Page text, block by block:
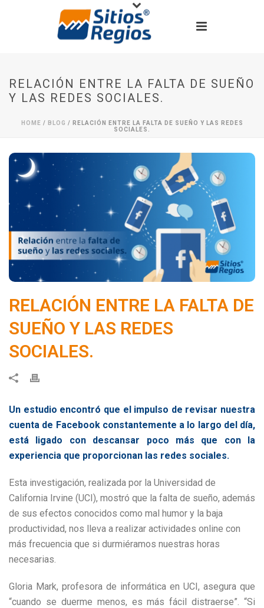
RELACIÓN ENTRE LA FALTA DE SUEÑO
Y LAS REDES SOCIALES.
HOME / BLOG / RELACIÓN ENTRE LA FALTA DE SUEÑO Y LAS REDES
SOCIALES.
RELACIÓN ENTRE LA FALTA DE
SUEÑO Y LAS REDES
SOCIALES.
Un estudio encontró que el impulso de revisar nuestra
cuenta de Facebook constantemente a lo largo del día,
está ligado con descansar poco más que con la
experiencia que proporcionan las redes sociales.
Esta investigación, realizada por la Universidad de
California Irvine (UCI), mostró que la falta de sueño, además
de sus efectos conocidos como mal humor y la baja
productividad, nos lleva a realizar actividades online con
más frecuencia que si durmiéramos nuestras horas
necesarias.
Gloria Mark, profesora de informática en UCI, asegura que
“cuando se duerme menos, es más fácil distraerse”. “Si